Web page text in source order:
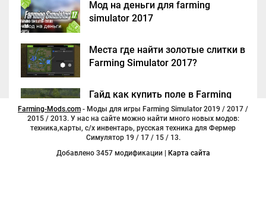
Мод на деньги для farming
simulator 2017
Места где найти золотые слитки в
Farming Simulator 2017?
Гайд как купить поле в Farming
Simulator 2017
Farming-Mods.com - Моды для игры Farming Simulator 2019 / 2017 /
2015 / 2013. У нас на сайте можно найти много новых модов:
техника,карты, с/х инвентарь, русская техника для Фермер
Симулятор 19 / 17 / 15 / 13.
Добавлено 3457 модификации |
Карта сайта